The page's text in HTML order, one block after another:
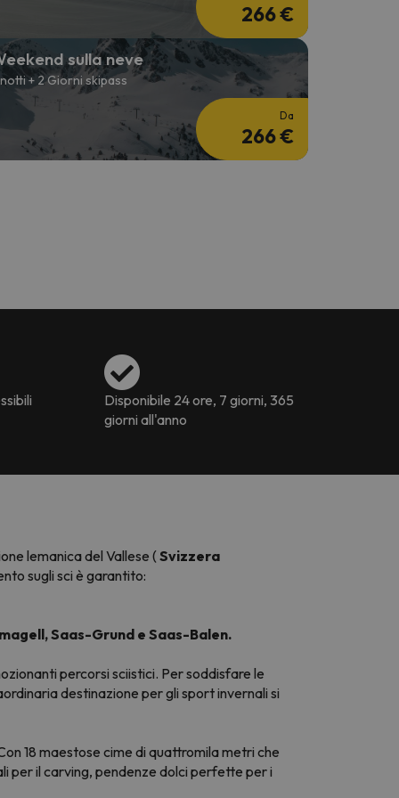
266 €
sulla neve
+ 2 Giorni skipass
Da
266 €
Disponibile 24 ore, 7 giorni, 365
giorni all'anno
lemanica del Vallese (Svizzera
sugli sci è garantito:
Saas-Grund e Saas-Balen.
percorsi sciistici. Per soddisfare le
destinazione per gli sport invernali si
18 maestose cime di quattromila metri che
per il carving, pendenze dolci perfette per i